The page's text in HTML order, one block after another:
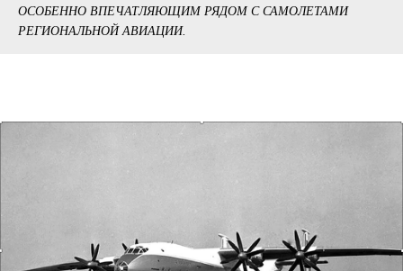
ОСОБЕННО ВПЕЧАТЛЯЮЩИМ РЯДОМ С САМОЛЕТАМИ
РЕГИОНАЛЬНОЙ АВИАЦИИ.